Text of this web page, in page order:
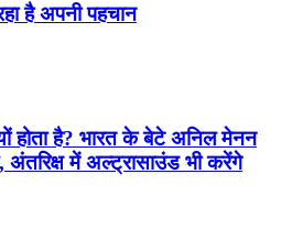
है अपनी पहचान
होता है? भारत के बेटे अनिल मेनन
में अल्ट्रासाउंड भी करेंगे